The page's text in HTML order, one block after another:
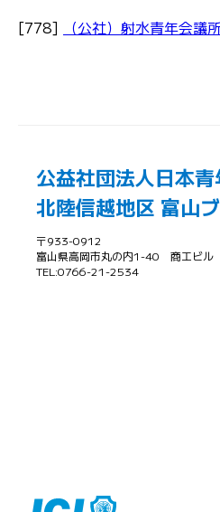
[778]
（公社）射水青年会議所
公益社団法人日本
北陸信越地区 富山
〒933-0912
富山県高岡市丸の内1-40 商工ビル
TEL:0766-21-2534